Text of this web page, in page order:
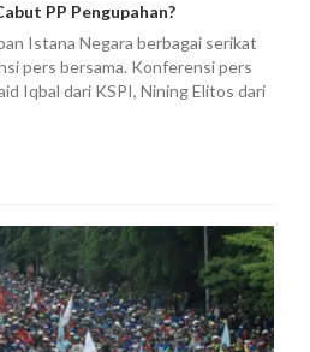
PP Pengupahan?
Istana Negara berbagai serikat
pers bersama. Konferensi pers
Iqbal dari KSPI, Nining Elitos dari